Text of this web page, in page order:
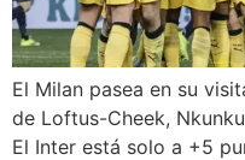
El Milan pasea en su
de Loftus-Cheek,
El Inter está solo a +5